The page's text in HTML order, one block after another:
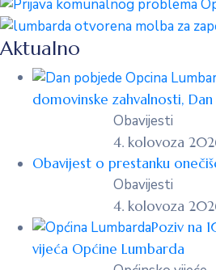
Aktualno
domovinske zahvalnosti,
Obavijesti
4. kolovoza
Obavijest o prestanku
Obavijesti
4. kolovoza
Poziv na
vijeća Općine Lumbarda